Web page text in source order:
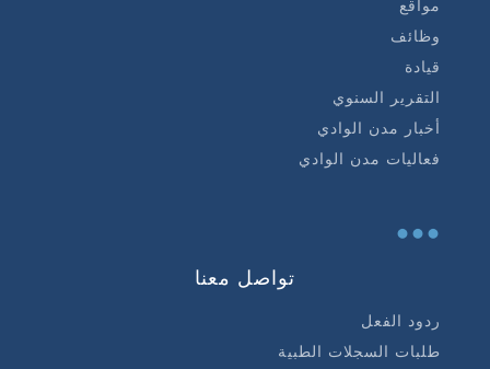
مواقع
وظائف
قيادة
التقرير السنوي
أخبار مدن الوادي
فعاليات مدن الوادي
...
تواصل معنا
ردود الفعل
طلبات السجلات الطبية